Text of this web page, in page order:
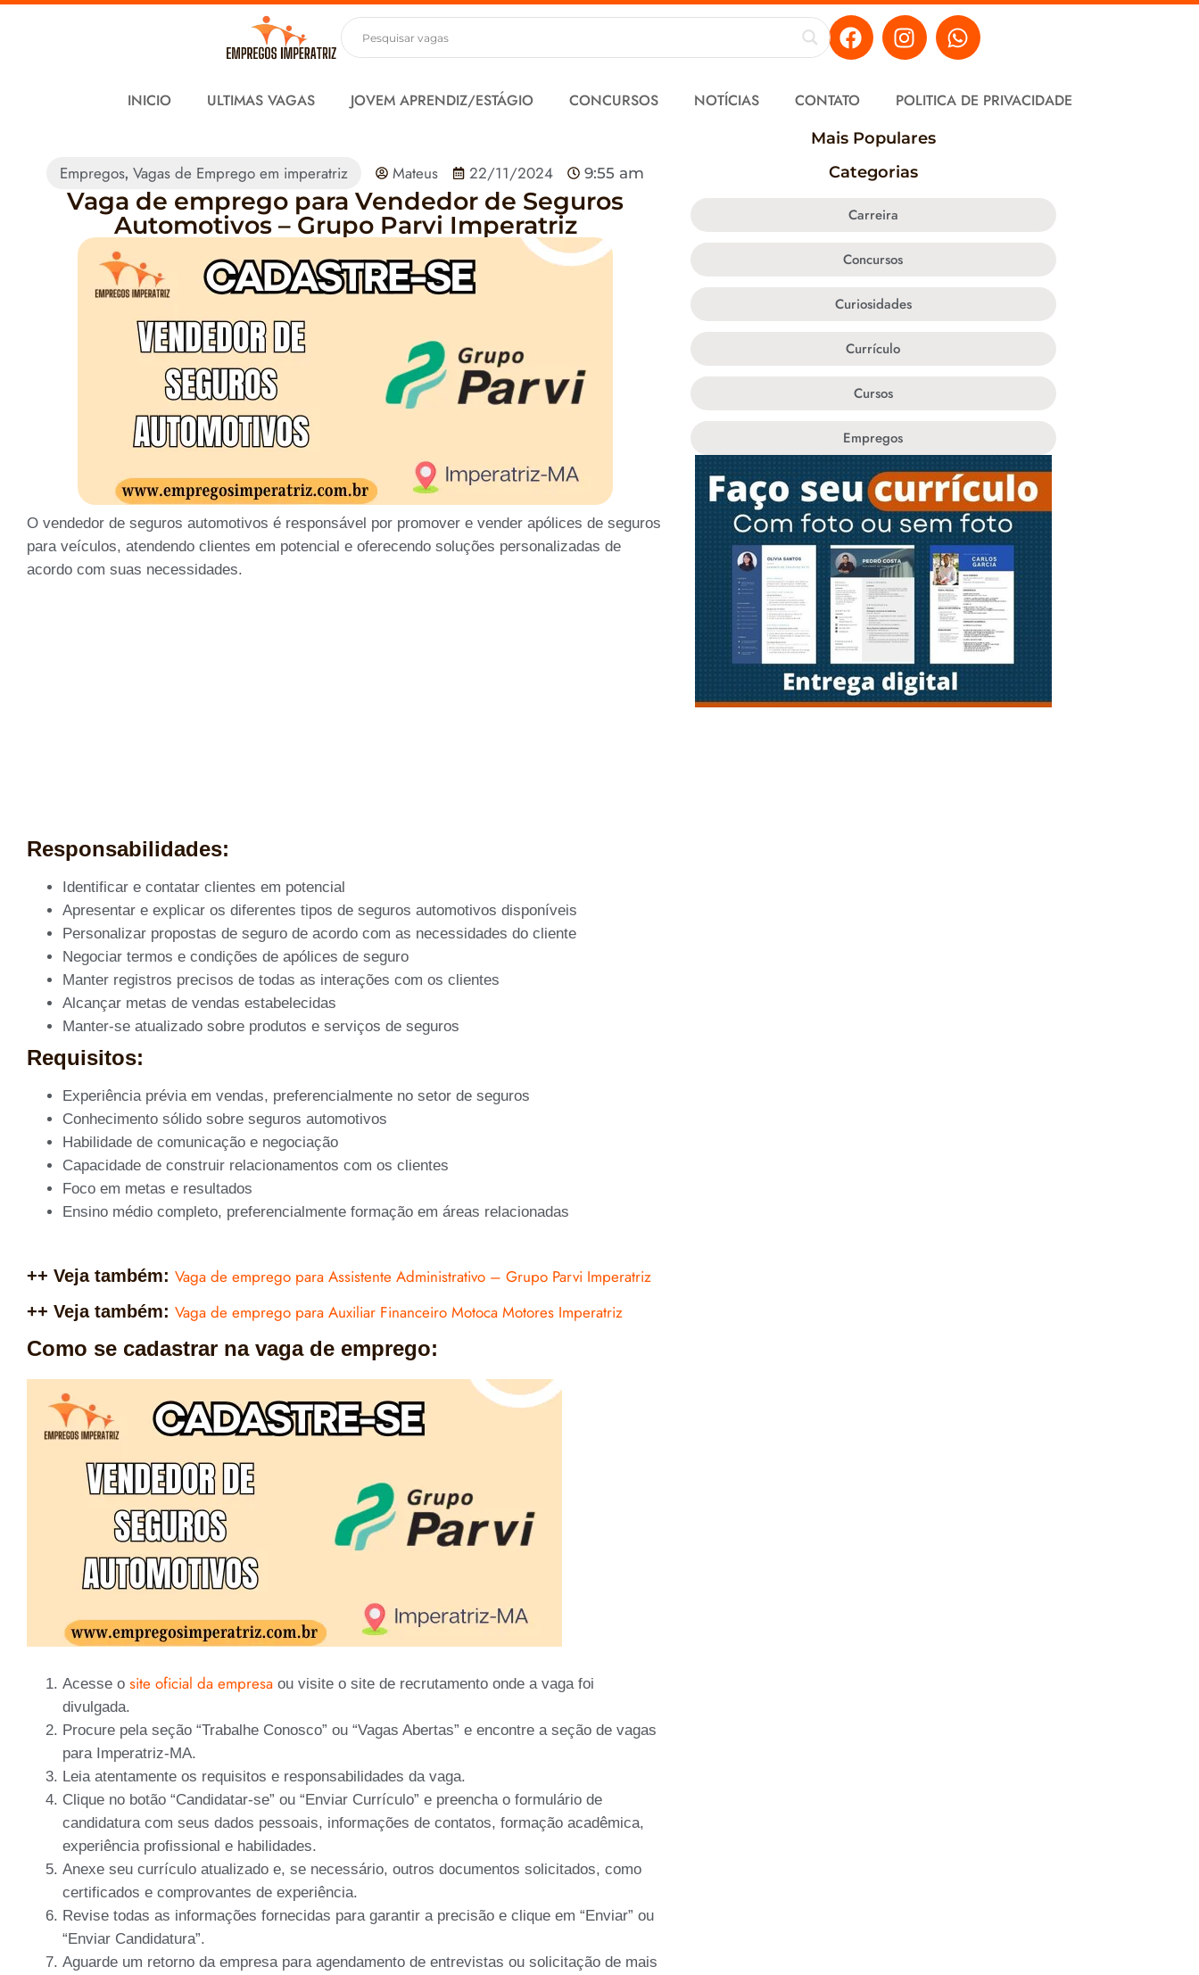
INICIO ULTIMAS VAGAS JOVEM APRENDIZ/ESTÁGIO CONCURSOS NOTÍCIAS CONTATO POLITICA DE PRIVACIDADE
Empregos, Vagas de Emprego em imperatriz Mateus 22/11/2024 9:55 am
Vaga de emprego para Vendedor de Seguros
Automotivos – Grupo Parvi Imperatriz
O vendedor de seguros automotivos é responsável por promover e vender apólices de seguros
para veículos, atendendo clientes em potencial e oferecendo soluções personalizadas de
acordo com suas necessidades.
Responsabilidades:
Identificar e contatar clientes em potencial
Apresentar e explicar os diferentes tipos de seguros automotivos disponíveis
Personalizar propostas de seguro de acordo com as necessidades do cliente
Negociar termos e condições de apólices de seguro
Manter registros precisos de todas as interações com os clientes
Alcançar metas de vendas estabelecidas
Manter-se atualizado sobre produtos e serviços de seguros
Requisitos:
Experiência prévia em vendas, preferencialmente no setor de seguros
Conhecimento sólido sobre seguros automotivos
Habilidade de comunicação e negociação
Capacidade de construir relacionamentos com os clientes
Foco em metas e resultados
Ensino médio completo, preferencialmente formação em áreas relacionadas
++ Veja também: Vaga de emprego para Assistente Administrativo – Grupo Parvi Imperatriz
++ Veja também: Vaga de emprego para Auxiliar Financeiro Motoca Motores Imperatriz
Como se cadastrar na vaga de emprego:
Acesse o site oficial da empresa ou visite o site de recrutamento onde a vaga foi
divulgada.
Procure pela seção “Trabalhe Conosco” ou “Vagas Abertas” e encontre a seção de vagas
para Imperatriz-MA.
Leia atentamente os requisitos e responsabilidades da vaga.
Clique no botão “Candidatar-se” ou “Enviar Currículo” e preencha o formulário de
candidatura com seus dados pessoais, informações de contatos, formação acadêmica,
experiência profissional e habilidades.
Anexe seu currículo atualizado e, se necessário, outros documentos solicitados, como
certificados e comprovantes de experiência.
Revise todas as informações fornecidas para garantir a precisão e clique em “Enviar” ou
“Enviar Candidatura”.
Aguarde um retorno da empresa para agendamento de entrevistas ou solicitação de mais
Mais Populares
Categorias
Carreira
Concursos
Curiosidades
Currículo
Cursos
Empregos